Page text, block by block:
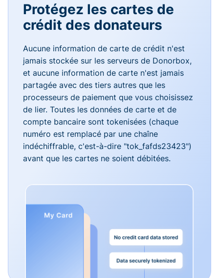
Protégez les cartes de
crédit des donateurs
Aucune information de carte de crédit n'est
jamais stockée sur les serveurs de Donorbox,
et aucune information de carte n'est jamais
partagée avec des tiers autres que les
processeurs de paiement que vous choisissez
de lier. Toutes les données de carte et de
compte bancaire sont tokenisées (chaque
numéro est remplacé par une chaîne
indéchiffrable, c'est-à-dire "tok_fafds23423")
avant que les cartes ne soient débitées.